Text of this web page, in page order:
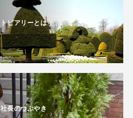
トピアリーとは
社長のつぶやき